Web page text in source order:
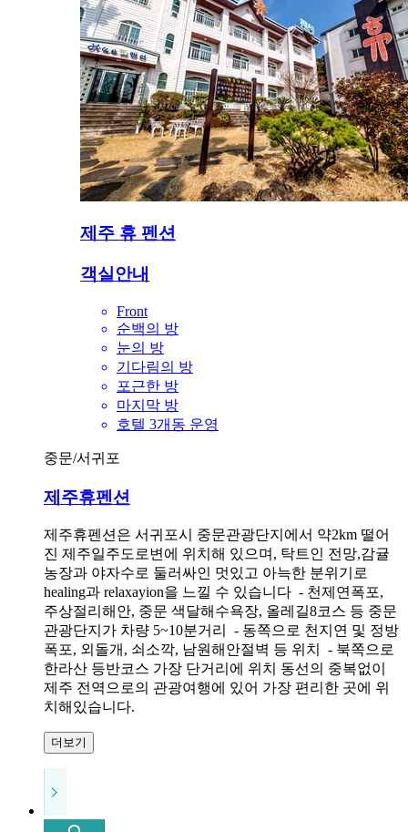
제주 휴 펜션
객실안내
Front
순백의 방
눈의 방
기다림의 방
포근한 방
마지막 방
호텔 3개동 운영
중문/서귀포
제주휴펜션
제주휴펜션은 서귀포시 중문관광단지에서 약2km 떨어
진 제주일주도로변에 위치해 있으며, 탁트인 전망,감귤
농장과 야자수로 둘러싸인 멋있고 아늑한 분위기로
healing과 relaxayion을 느낄 수 있습니다 - 천제연폭포,
주상절리해안, 중문 색달해수욕장, 올레길8코스 등 중문
관광단지가 차량 5~10분거리 - 동쪽으로 천지연 및 정방
폭포, 외돌개, 쇠소깍, 남원해안절벽 등 위치 - 북쪽으로
한라산 등반코스 가장 단거리에 위치 동선의 중복없이
제주 전역으로의 관광여행에 있어 가장 편리한 곳에 위
치해있습니다.
더보기